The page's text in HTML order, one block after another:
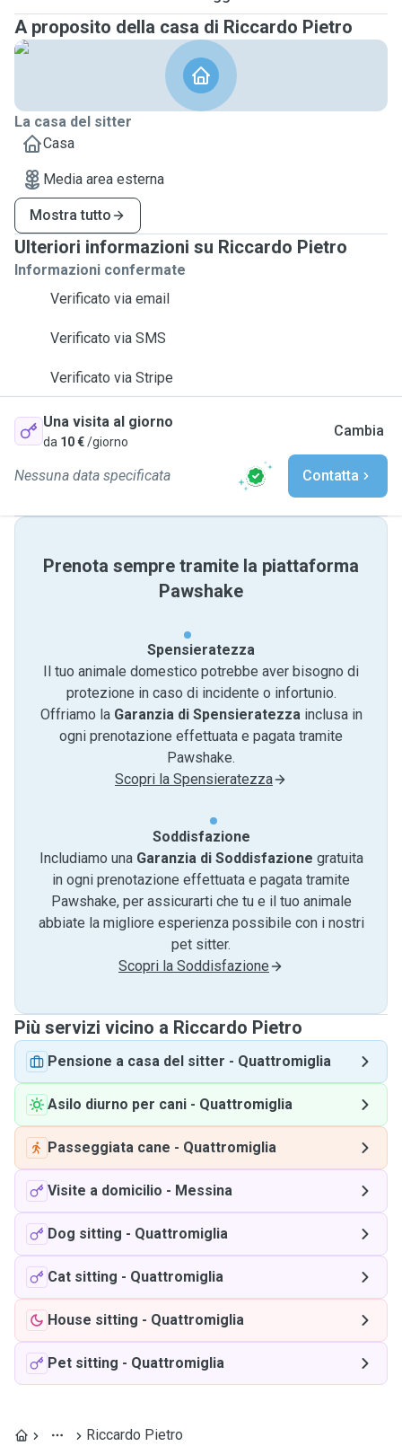
A proposito della casa di Riccardo Pietro
La casa del sitter
Casa
Media area esterna
Mostra tutto
Ulteriori informazioni su Riccardo Pietro
Informazioni confermate
Verificato via email
Verificato via SMS
Verificato via Stripe
Una visita al giorno
da 10 €/giorno
Cambia
Nessuna data specificata Contatta
Prenota sempre tramite la piattaforma
Pawshake
Spensieratezza
Il tuo animale domestico potrebbe aver bisogno di
protezione in caso di incidente o infortunio.
Offriamo la Garanzia di Spensieratezzainclusa in
ogni prenotazione effettuata e pagata tramite
Pawshake.
Scopri la Spensieratezza
Soddisfazione
Includiamo una Garanzia di Soddisfazione gratuita
in ogni prenotazione effettuata e pagata tramite
Pawshake, per assicurarti che tu e il tuo animale
abbiate la migliore esperienza possibile con i nostri
pet sitter.
Scopri la Soddisfazione
Più servizi vicino a Riccardo Pietro
Pensione a casa del sitter - Quattromiglia
Asilo diurno per cani - Quattromiglia
Passeggiata cane - Quattromiglia
Visite a domicilio - Messina
Dog sitting - Quattromiglia
Cat sitting - Quattromiglia
House sitting - Quattromiglia
Pet sitting - Quattromiglia
Riccardo Pietro